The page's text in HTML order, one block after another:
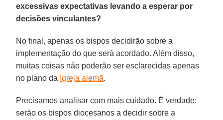
excessivas expectativas levando a esperar por
decisões vinculantes?
No final, apenas os bispos decidirão sobre a
implementação do que será acordado. Além disso,
muitas coisas não poderão ser esclarecidas apenas
no plano da Igreja alemã.
Precisamos analisar com mais cuidado. É verdade:
serão os bispos diocesanos a decidir sobre a